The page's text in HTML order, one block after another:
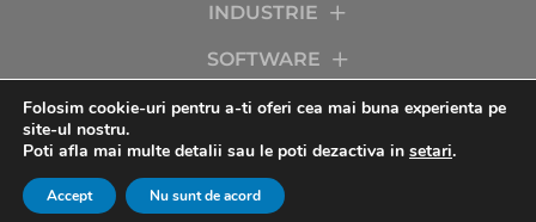
INDUSTRIE
SOFTWARE
SERVICII
COMPANIA
Folosim cookie-uri pentru a-ti oferi cea mai buna experienta pe
site-ul nostru.
Poti afla mai multe detalii sau le poti dezactiva in setari.
Accept Nu sunt de acord